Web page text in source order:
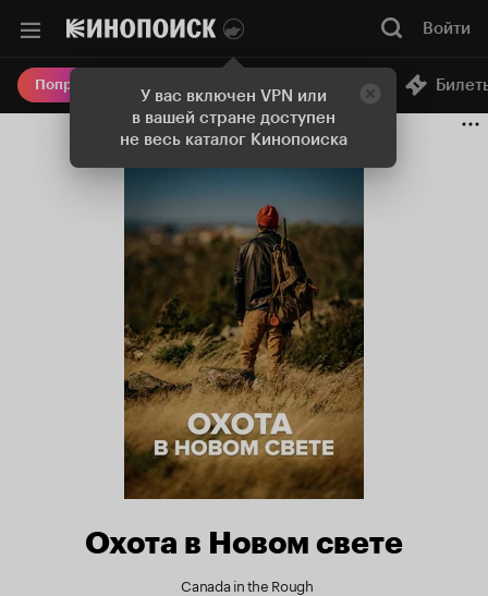
У вас включен VPN или
в вашей стране доступен
не весь каталог Кинопоиска
Войти
Попробовать Плюс Онлайн-кинотеатр
Охота в Новом свете
Canada in the Rough